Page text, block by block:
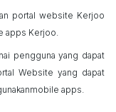
portal website Kerjoo
apps Kerjoo.
pengguna yang dapat
Website yang dapat
mobile apps.